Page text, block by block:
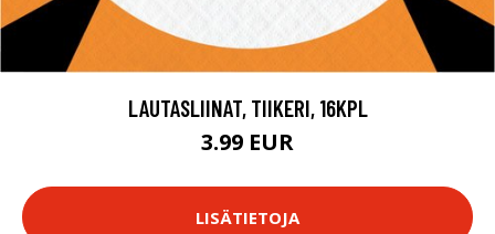
LAUTASLIINAT, TIIKERI, 16KPL
3.99 EUR
LISÄTIETOJA